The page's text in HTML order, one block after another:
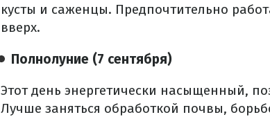
кусты и саженцы. Предпочтительно
вверх.
Полнолуние (7 сентября)
Этот день энергетически насыщенный,
Лучше заняться обработкой почвы,